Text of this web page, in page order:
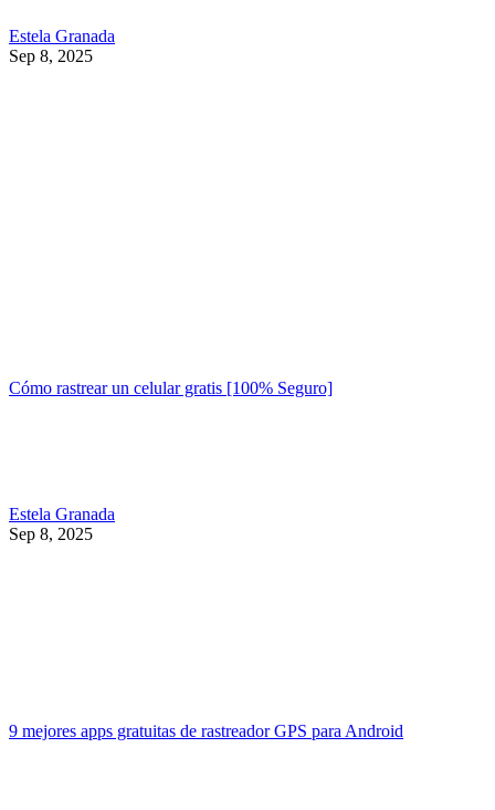
Estela Granada
Sep 8, 2025
Cómo rastrear un celular gratis [100% Seguro]
Estela Granada
Sep 8, 2025
9 mejores apps gratuitas de rastreador GPS para Android